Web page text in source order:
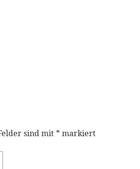
sind mit * markiert